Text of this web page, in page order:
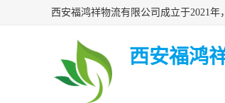
西安福鸿